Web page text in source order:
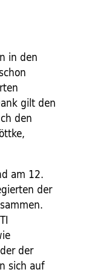
in den
gilt den
den
am 12.
der
der
sich auf